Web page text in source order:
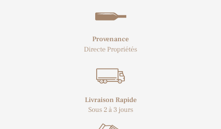
Provenance
Directe Propriétés
Livraison Rapide
Sous 2 à 3 jours